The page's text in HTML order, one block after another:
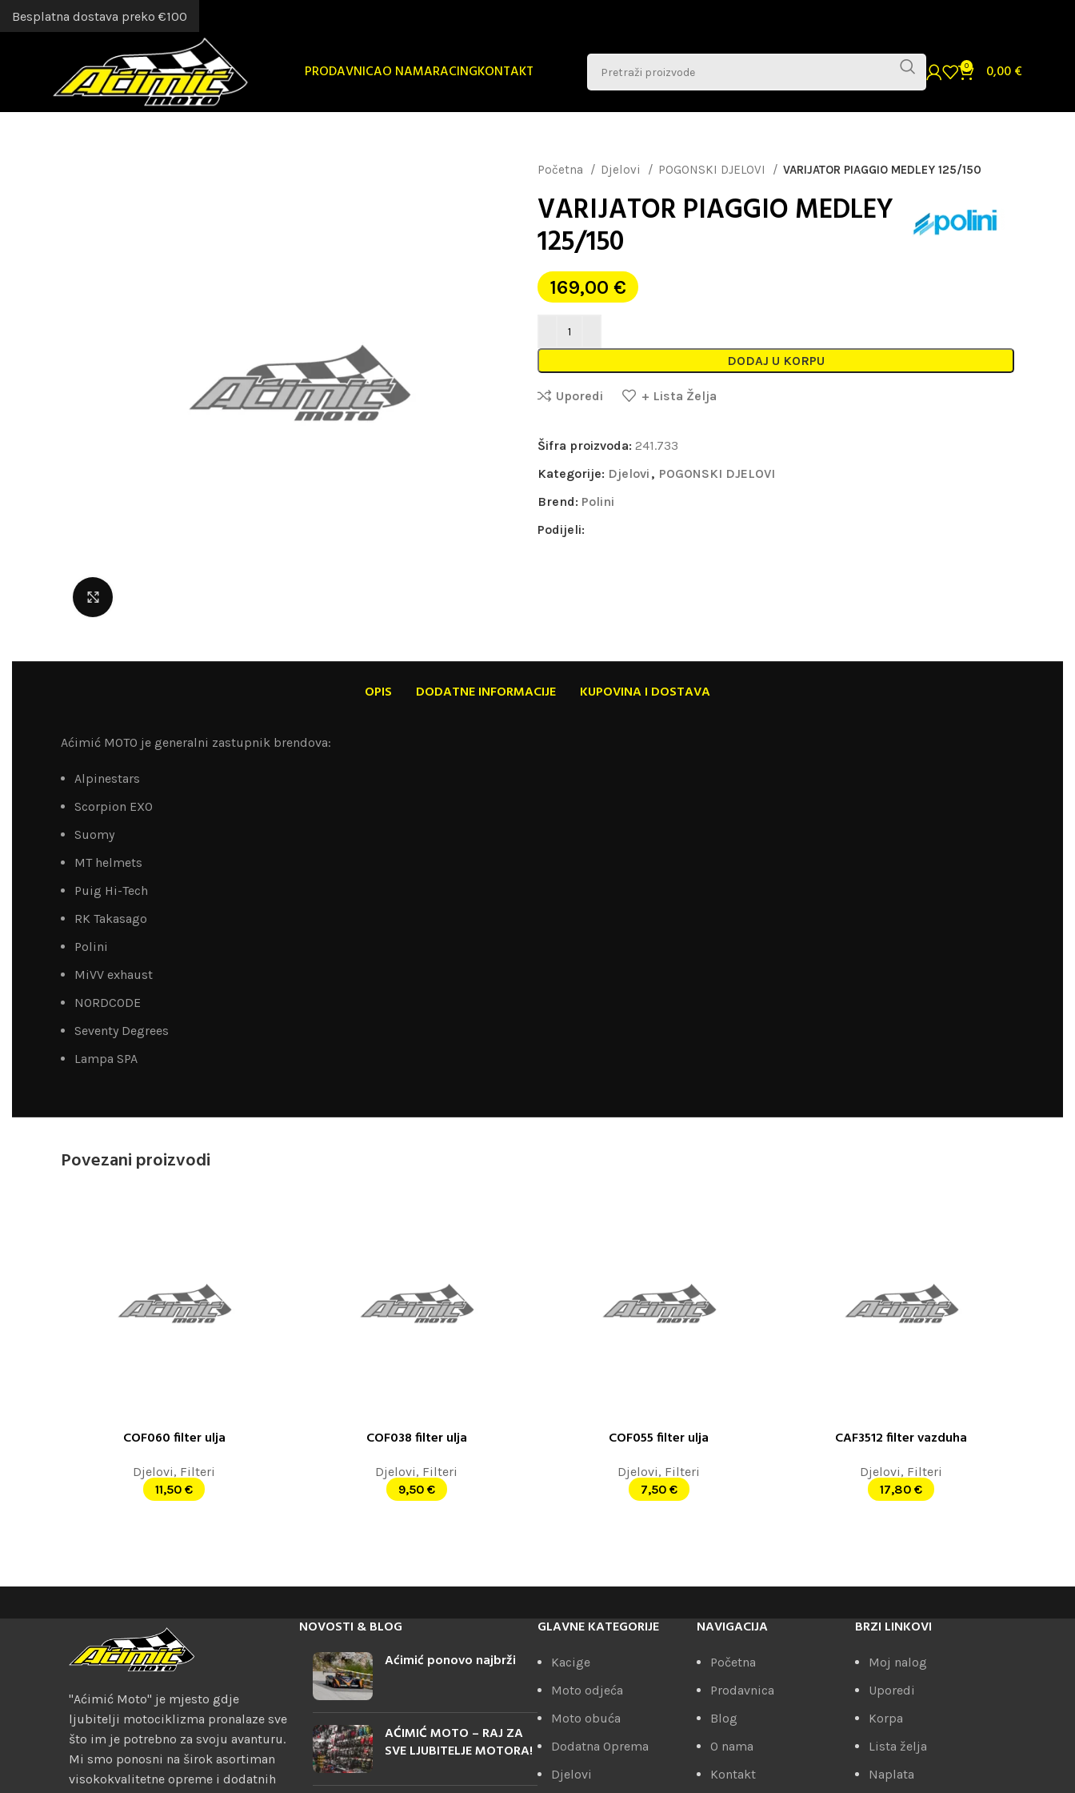
PRODAVNICAO NAMARACINGKONTAKT 0 0,00€
Početna Djelovi POGONSKI DJELOVI VARIJATOR PIAGGIO MEDLEY 125/150
VARIJATOR PIAGGIO MEDLEY
125/150
169,00 €
DODAJ U KORPU
Uporedi + Lista Želja
Šifra proizvoda: 241.733
Kategorije: Djelovi , POGONSKI DJELOVI
Brend: Polini
Podijeli:
OPIS DODATNE INFORMACIJE KUPOVINA I DOSTAVA
Aćimić MOTO je generalni zastupnik brendova:
Alpinestars
Scorpion EXO
Suomy
MT helmets
Puig Hi-Tech
RK Takasago
Polini
MiVV exhaust
NORDCODE
Seventy Degrees
Lampa SPA
Povezani proizvodi
DODAJ U KORPUCOF060 filter ulja
Djelovi, Filteri
11,50 €
DODAJ U KORPUCOF038 filter ulja
Djelovi, Filteri
9,50 €
DODAJ U KORPUCOF055 filter ulja
Djelovi, Filteri
7,50 €
DODAJ U KORPUCAF3512 filter vazduha
Djelovi, Filteri
17,80 €
"Aćimić Moto" je mjesto gdje
ljubitelji motociklizma pronalaze sve
što im je potrebno za svoju avanturu.
Mi smo ponosni na širok asortiman
visokokvalitetne opreme i dodatnih
NOVOSTI & BLOG
Aćimić ponovo najbrži
AĆIMIĆ MOTO – RAJ ZA
SVE LJUBITELJE MOTORA!
GLAVNE KATEGORIJE
Kacige
Moto odjeća
Moto obuća
Dodatna Oprema
Djelovi
NAVIGACIJA
Početna
Prodavnica
Blog
O nama
Kontakt
BRZI LINKOVI
Moj nalog
Uporedi
Korpa
Lista želja
Naplata
Besplatna dostava preko €100